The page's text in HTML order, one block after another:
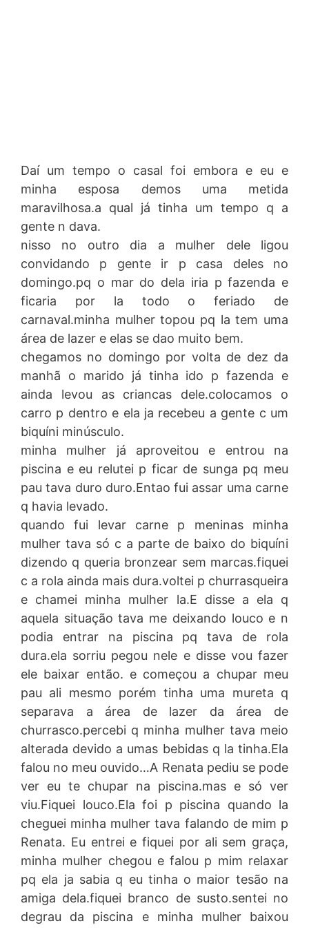
Daí um tempo o casal foi embora e eu e
minha esposa demos uma metida
maravilhosa.a qual já tinha um tempo q a
gente n dava.
nisso no outro dia a mulher dele ligou
convidando p gente ir p casa deles no
domingo.pq o mar do dela iria p fazenda e
ficaria por la todo o feriado de
carnaval.minha mulher topou pq la tem uma
área de lazer e elas se dao muito bem.
chegamos no domingo por volta de dez da
manhã o marido já tinha ido p fazenda e
ainda levou as criancas dele.colocamos o
carro p dentro e ela ja recebeu a gente c um
biquíni minúsculo.
minha mulher já aproveitou e entrou na
piscina e eu relutei p ficar de sunga pq meu
pau tava duro duro.Entao fui assar uma carne
q havia levado.
quando fui levar carne p meninas minha
mulher tava só c a parte de baixo do biquíni
dizendo q queria bronzear sem marcas.fiquei
c a rola ainda mais dura.voltei p churrasqueira
e chamei minha mulher la.E disse a ela q
aquela situação tava me deixando louco e n
podia entrar na piscina pq tava de rola
dura.ela sorriu pegou nele e disse vou fazer
ele baixar então. e começou a chupar meu
pau ali mesmo porém tinha uma mureta q
separava a área de lazer da área de
churrasco.percebi q minha mulher tava meio
alterada devido a umas bebidas q la tinha.Ela
falou no meu ouvido…A Renata pediu se pode
ver eu te chupar na piscina.mas e só ver
viu.Fiquei louco.Ela foi p piscina quando la
cheguei minha mulher tava falando de mim p
Renata. Eu entrei e fiquei por ali sem graça,
minha mulher chegou e falou p mim relaxar
pq ela ja sabia q eu tinha o maior tesão na
amiga dela.fiquei branco de susto.sentei no
degrau da piscina e minha mulher baixou